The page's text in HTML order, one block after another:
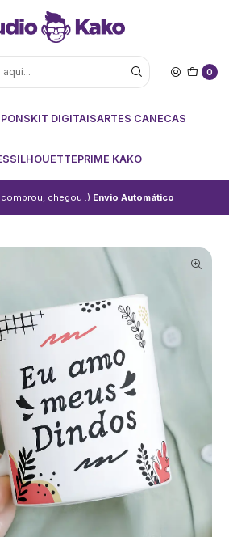
0
KIT DIGITAISARTES CANECAS
SILHOUETTEPRIME KAKO
chegou :) Envio Automático